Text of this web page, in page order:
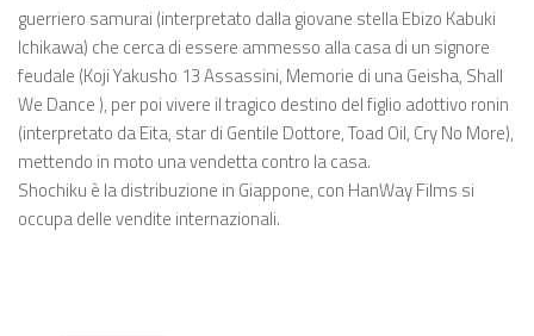
guerriero samurai (interpretato dalla giovane stella Ebizo Kabuki
Ichikawa) che cerca di essere ammesso alla casa di un signore
feudale (Koji Yakusho 13 Assassini, Memorie di una Geisha, Shall
We Dance ), per poi vivere il tragico destino del figlio adottivo ronin
(interpretato da Eita, star di Gentile Dottore, Toad Oil, Cry No More),
mettendo in moto una vendetta contro la casa.
Shochiku è la distribuzione in Giappone, con HanWay Films si
occupa delle vendite internazionali.